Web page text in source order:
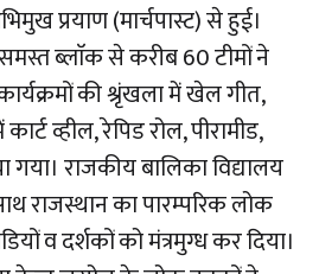
प्रयाण (मार्चपास्ट) से हुई।
ब्लाॅक से करीब 60 टीमों ने
की श्रृंखला में खेल गीत,
व्हील, रेपिड रोल, पीरामीड,
गया। राजकीय बालिका विद्यालय
राजस्थान का पारम्परिक लोक
व दर्शकों को मंत्रमुग्ध कर दिया।